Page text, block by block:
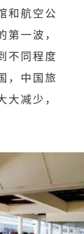
和航空公
一波，
不同程度
，中国旅
减少，